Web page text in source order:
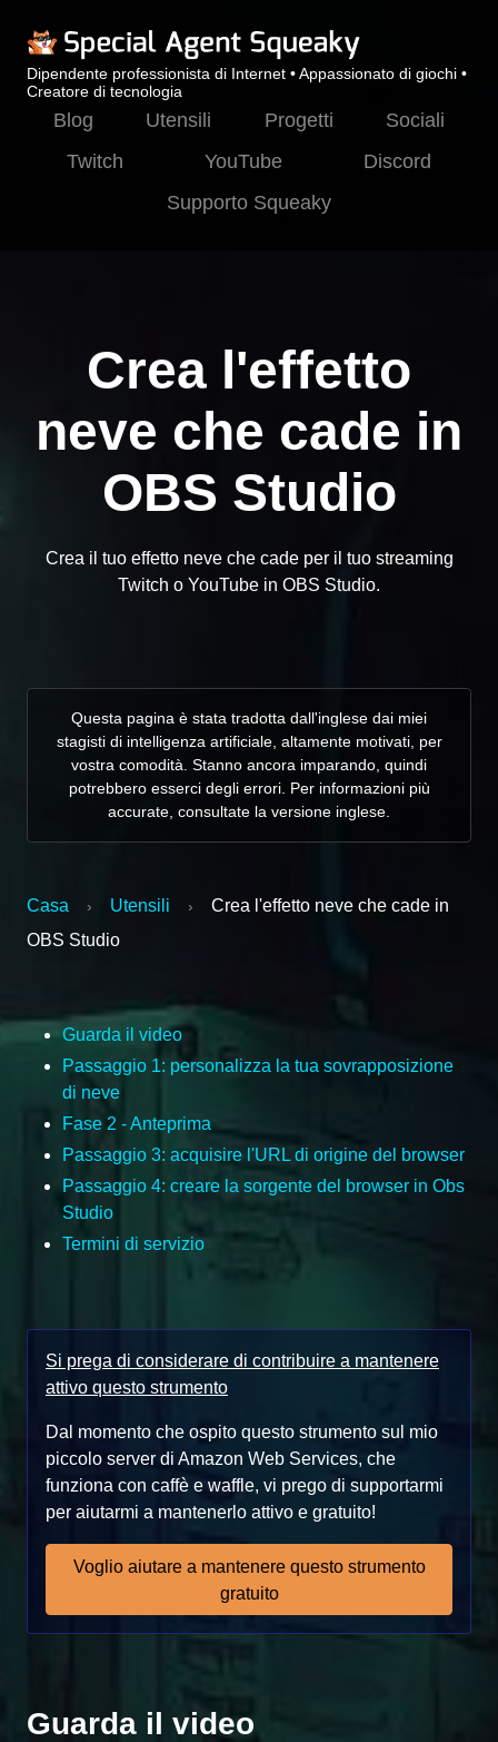
Dipendente professionista di Internet • Appassionato di giochi •
Creatore di tecnologia
Blog Utensili Progetti
Sociali
Twitch
YouTube
Discord
Supporto Squeaky
Crea l'effetto
neve che cade in
OBS Studio
Crea il tuo effetto neve che cade per il tuo streaming
Twitch o YouTube in OBS Studio.
Questa pagina è stata tradotta dall'inglese dai miei
stagisti di intelligenza artificiale, altamente motivati, per
vostra comodità. Stanno ancora imparando, quindi
potrebbero esserci degli errori. Per informazioni più
accurate, consultate la versione inglese.
Casa › Utensili ›
Crea l'effetto neve che cade in
OBS Studio
Guarda il video
Passaggio 1: personalizza la tua sovrapposizione
di neve
Fase 2 - Anteprima
Passaggio 3: acquisire l'URL di origine del browser
Passaggio 4: creare la sorgente del browser in Obs
Studio
Termini di servizio
Si prega di considerare di contribuire a mantenere
attivo questo strumento
Dal momento che ospito questo strumento sul mio
piccolo server di Amazon Web Services, che
funziona con caffè e waffle, vi prego di supportarmi
per aiutarmi a mantenerlo attivo e gratuito!
Voglio aiutare a mantenere questo strumento
gratuito
Guarda il video